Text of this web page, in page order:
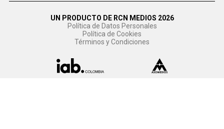
UN PRODUCTO DE RCN MEDIOS 2026
Política de Datos Personales
Política de Cookies
Términos y Condiciones